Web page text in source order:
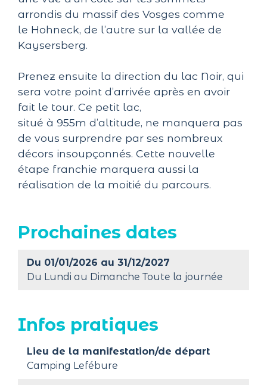
arrondis du massif des Vosges comme
le Hohneck, de l’autre sur la vallée de
Kaysersberg.
Prenez ensuite la direction du lac Noir, qui
sera votre point d’arrivée après en avoir
fait le tour. Ce petit lac,
situé à 955m d’altitude, ne manquera pas
de vous surprendre par ses nombreux
décors insoupçonnés. Cette nouvelle
étape franchie marquera aussi la
réalisation de la moitié du parcours.
Prochaines dates
Du 01/01/2026 au 31/12/2027
Du Lundi au Dimanche Toute la journée
Infos pratiques
Lieu de la manifestation/de départ
Camping Lefébure